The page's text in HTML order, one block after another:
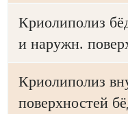
Криолиполиз
и наружн.
Криолиполиз
поверхностей